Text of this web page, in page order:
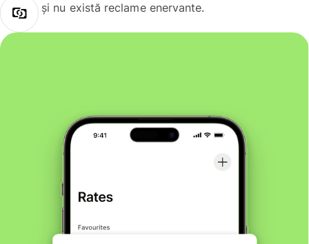
și nu există reclame enervante.